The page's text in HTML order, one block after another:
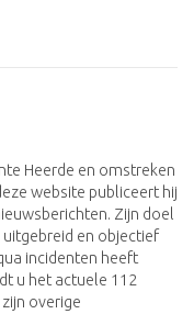
Heerde en omstreken
website publiceert hij
Zijn doel
en objectief
incidenten heeft
u het actuele 112
overige